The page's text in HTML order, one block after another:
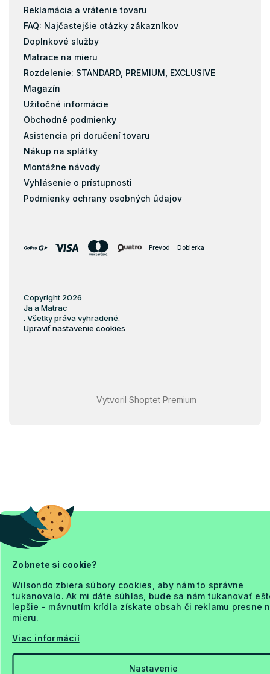
Zobnete si cookie?
Wilsondo zbiera súbory cookies, aby nám to správne
tukanovalo. Ak mi dáte súhlas, bude sa nám tukanovať
lepšie - mávnutím krídla získate obsah či reklamu presne
mieru.
Viac informácií
Nastavenie
Reklamácia a vrátenie tovaru
FAQ: Najčastejšie otázky zákazníkov
Doplnkové služby
Matrace na mieru
Rozdelenie: STANDARD, PREMIUM, EXCLUSIVE
Magazín
Užitočné informácie
Obchodné podmienky
Asistencia pri doručení tovaru
Nákup na splátky
Montážne návody
Vyhlásenie o prístupnosti
Podmienky ochrany osobných údajov
Prevod Dobierka
Vytvoril Shoptet Premium
Copyright 2026
Ja a Matrac
. Všetky práva vyhradené.
Upraviť nastavenie cookies